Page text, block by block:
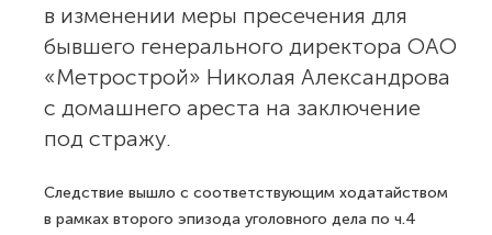
в изменении меры пресечения для
бывшего генерального директора ОАО
«Метрострой» Николая Александрова
с домашнего ареста на заключение
под стражу.
Следствие вышло с соответствующим ходатайством
в рамках второго эпизода уголовного дела по ч.4